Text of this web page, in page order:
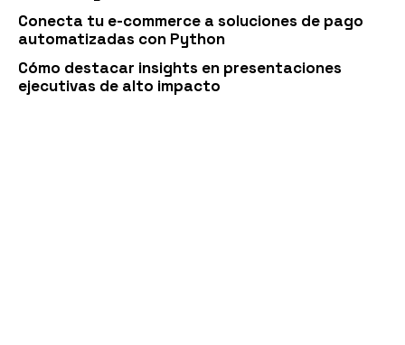
Conecta tu e-commerce a soluciones de pago
automatizadas con Python
Cómo destacar insights en presentaciones
ejecutivas de alto impacto